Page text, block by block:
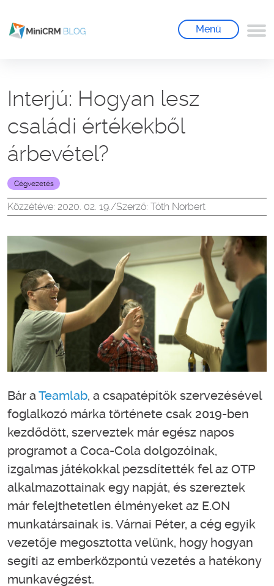
Menü
Interjú: Hogyan lesz
családi értékekből
árbevétel?
Cégvezetés
Közzétéve: 2020. 02. 19./Szerző: Tóth Norbert
Bár aTeamlab, a csapatépítők szervezésével
foglalkozó márka története csak 2019-ben
kezdődött, szerveztek már egész napos
programot a Coca-Cola dolgozóinak,
izgalmas játékokkal pezsdítették fel az OTP
alkalmazottainak egy napját, és szereztek
már felejthetetlen élményeket az E.ON
munkatársainak is. Várnai Péter, a cég egyik
vezetője megosztotta velünk, hogy hogyan
segíti az emberközpontú vezetés a hatékony
munkavégzést.